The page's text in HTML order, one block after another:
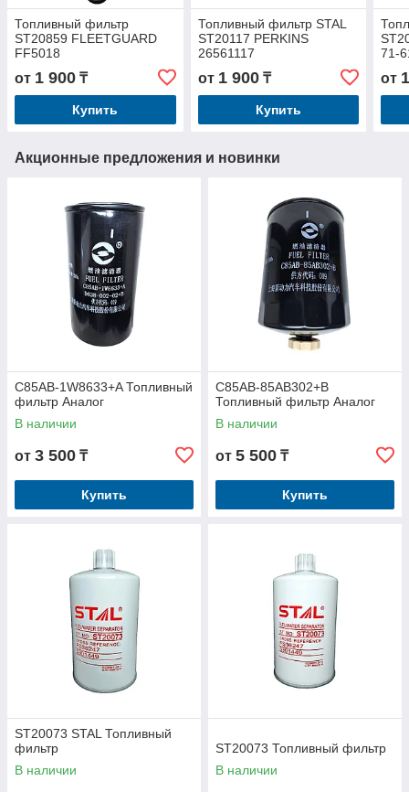
Топливный фильтр
ST20859 FLEETGUARD
FF5018
от 1 900 ₸
Купить
Топливный фильтр STAL
ST20117 PERKINS
26561117
от 1 900₸
Купить
71-
от
Акционные предложения и новинки
C85AB-1W8633+A Топливный
фильтр Аналог
В наличии
от 3 500 ₸
Купить
C85AB-85AB302+B
Топливный фильтр Аналог
В наличии
от 5 500 ₸
Купить
ST20073 STAL Топливный
фильтр
В наличии
ST20073 Топливный фильтр
В наличии